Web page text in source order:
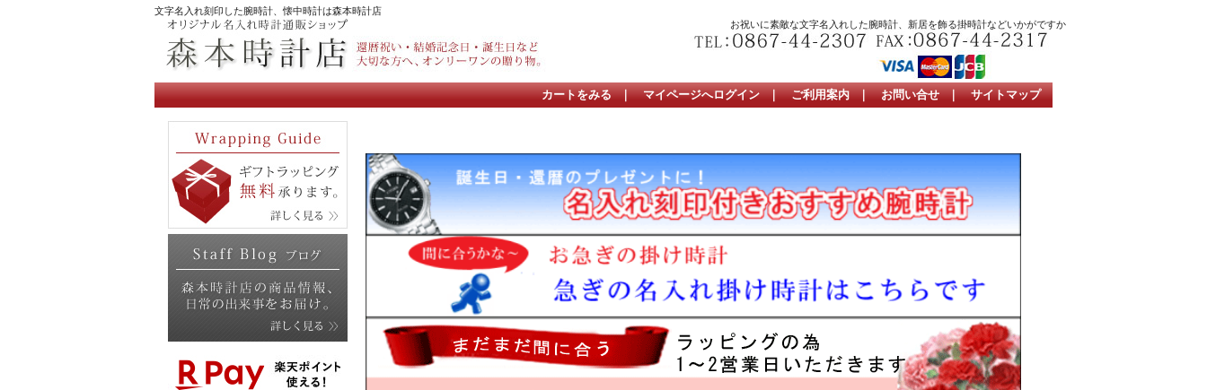
文字名入れ刻印した腕時計、懐中時計は森本時計店
お祝いに素敵な文字名入れした腕時計、新居を飾る掛時計などいかがですか
カートをみる ｜ マイページへログイン ｜ ご利用案内 ｜ お問い合せ ｜ サイトマップ